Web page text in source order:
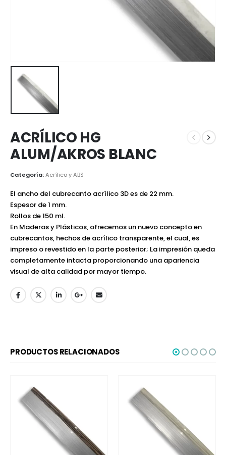
ACRÍLICO HG
ALUM/AKROS BLANC
Categoría:Acrílico y ABS
El ancho del cubrecanto acrílico 3D es de 22 mm.
Espesor de 1 mm.
Rollos de 150 ml.
En Maderas y Plásticos, ofrecemos un nuevo concepto en
cubrecantos, hechos de acrílico transparente, el cual, es
impreso o revestido en la parte posterior; La impresión queda
completamente intacta proporcionando una apariencia
visual de alta calidad por mayor tiempo.
PRODUCTOS RELACIONADOS